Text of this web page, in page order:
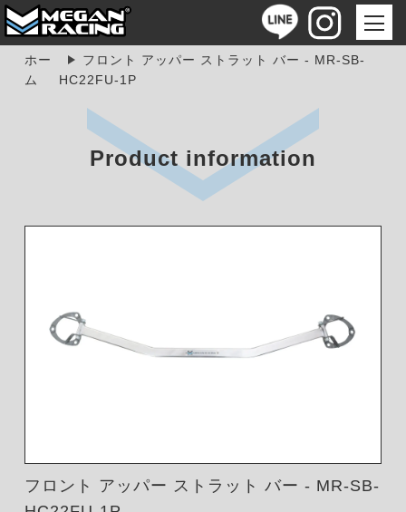
ホー
ム
フロント アッパー ストラット バー - MR-SB-
HC22FU-1P
Product information
フロント アッパー ストラット バー - MR-SB-